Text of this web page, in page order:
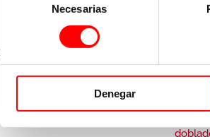
consentimiento
Necesarias
Denegar
la dirección del plano de los largueros